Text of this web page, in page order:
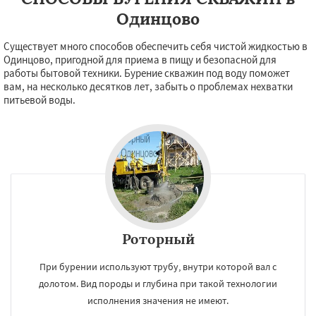
Работаем по
регионам
×
Одинцово
Существует много способов обеспечить себя чистой жидкостью в
Одинцово, пригодной для приема в пищу и безопасной для
работы бытовой техники. Бурение скважин под воду поможет
вам, на несколько десятков лет, забыть о проблемах нехватки
питьевой воды.
Роторный
При бурении используют трубу, внутри которой вал с
долотом. Вид породы и глубина при такой технологии
исполнения значения не имеют.
УЗНАТЬ ПОДРОБНЕЕ ×